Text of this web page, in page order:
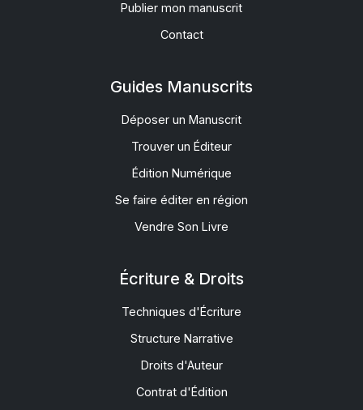
Publier mon manuscrit
Contact
Guides Manuscrits
Déposer un Manuscrit
Trouver un Éditeur
Édition Numérique
Se faire éditer en région
Vendre Son Livre
Écriture & Droits
Techniques d'Écriture
Structure Narrative
Droits d'Auteur
Contrat d'Édition